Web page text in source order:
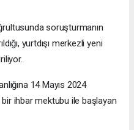
soruşturmanın
yurtdışı merkezli yeni
14 Mayıs 2024
ihbar mektubu ile başlayan